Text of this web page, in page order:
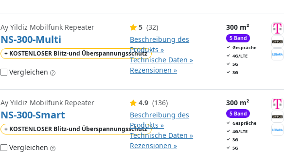
Ay Yildiz Mobilfunk Repeater
NS-300-Multi
+ KOSTENLOSER Blitz-und Überspannungsschutz
Vergleichen
5 (32)
Beschreibung des
Produkts »
Technische Daten »
Rezensionen »
300 m²
5 Band
Gespräche
4G/LTE
5G
3G
Ay Yildiz Mobilfunk Repeater
NS-300-Smart
+ KOSTENLOSER Blitz-und Überspannungsschutz
Vergleichen
4.9 (136)
Beschreibung des
Produkts »
Technische Daten »
Rezensionen »
300 m²
5 Band
Gespräche
4G/LTE
3G
5G